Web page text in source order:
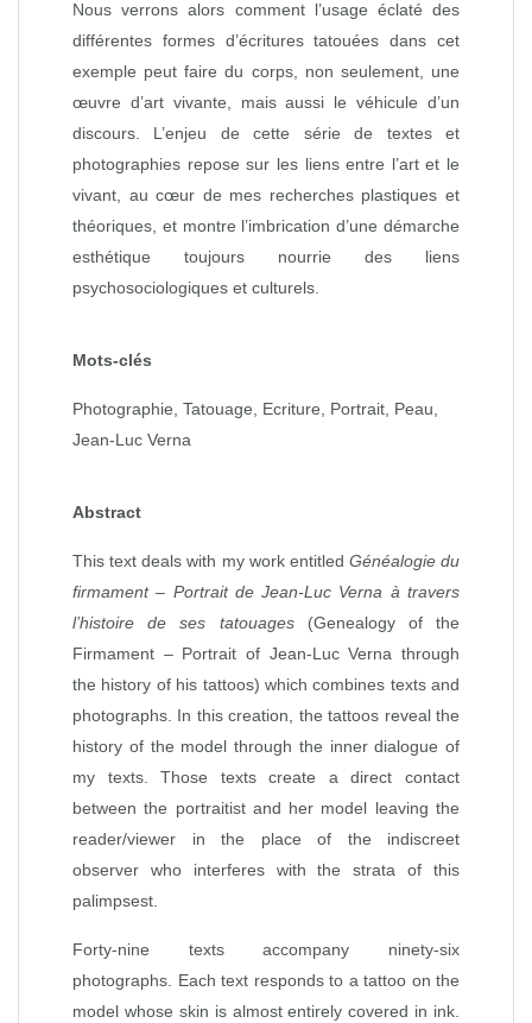
Nous verrons alors comment l’usage éclaté des
différentes formes d’écritures tatouées dans cet
exemple peut faire du corps, non seulement, une
œuvre d’art vivante, mais aussi le véhicule d’un
discours. L’enjeu de cette série de textes et
photographies repose sur les liens entre l’art et le
vivant, au cœur de mes recherches plastiques et
théoriques, et montre l’imbrication d’une démarche
esthétique toujours nourrie des liens
psychosociologiques et culturels.
Mots-clés
Photographie, Tatouage, Ecriture, Portrait, Peau,
Jean-Luc Verna
Abstract
This text deals with my work entitled Généalogie du
firmament – Portrait de Jean-Luc Verna à travers
l’histoire de ses tatouages(Genealogy of the
Firmament – Portrait of Jean-Luc Verna through
the history of his tattoos) which combines texts and
photographs. In this creation, the tattoos reveal the
history of the model through the inner dialogue of
my texts. Those texts create a direct contact
between the portraitist and her model leaving the
reader/viewer in the place of the indiscreet
observer who interferes with the strata of this
palimpsest.
Forty-nine texts accompany ninety-six
photographs. Each text responds to a tattoo on the
model whose skin is almost entirely covered in ink.